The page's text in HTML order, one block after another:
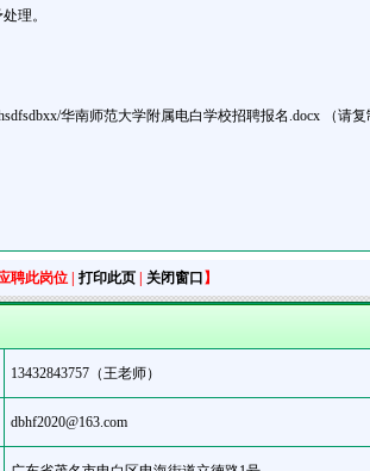
理。
华南师范大学附属电白学校招聘报名.docx （请
聘此岗位 打印此页 关闭窗口 】
13432843757（王老师）
dbhf2020@163.com